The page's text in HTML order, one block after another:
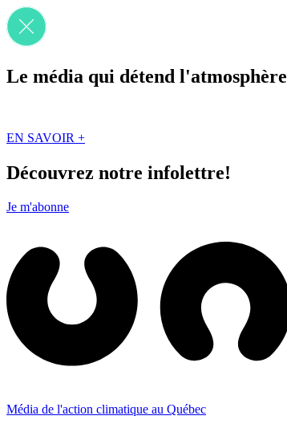
Le média qui détend l'atmosphère
EN SAVOIR +
Découvrez notre infolettre!
Je m'abonne
Média de l'action climatique au Québec